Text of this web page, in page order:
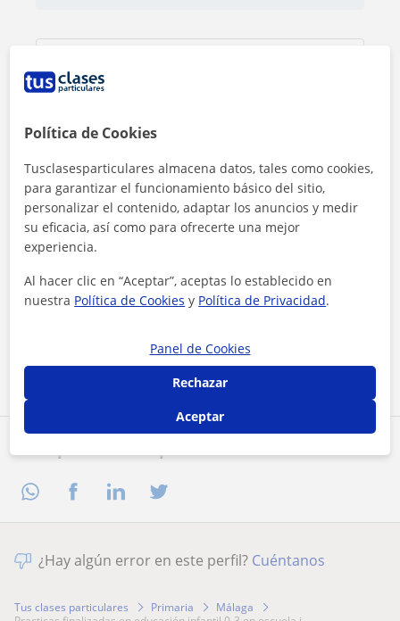
Al hacer clic, aceptas nuestroaviso legaly deprivacidad
Contactar ahora
¿Hay algún error en este perfil? Cuéntanos
Tus clases particulares Primaria
Málaga
Política de Cookies
Tusclasesparticulares almacena datos, tales como cookies,
para garantizar el funcionamiento básico del sitio,
personalizar el contenido, adaptar los anuncios y medir
su eficacia, así como para ofrecerte una mejor
experiencia.
Al hacer clic en “Aceptar”, aceptas lo establecido en
nuestra Política de Cookies y Política de Privacidad.
Panel de Cookies
Rechazar
Aceptar